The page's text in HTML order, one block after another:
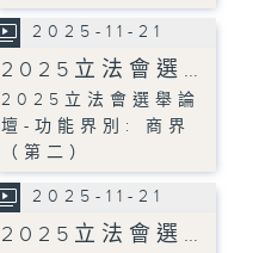
2025-11-21
2025立法會選…
2025立法會選舉論
壇-功能界別: 商界
（第二）
2025-11-21
2025立法會選…